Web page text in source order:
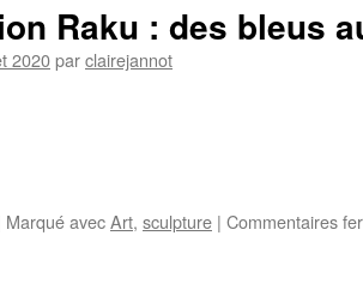
Raku : des bleus
2020parclairejannot
Marqué avecArt, sculpture | Commentaires